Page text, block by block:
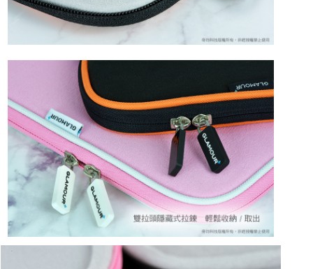
時審查核予不同之上限額度；若仍有額度不足之情形，本公司將視審查結果
請求用戶進行身份認證。
５．嚴禁一人註冊多個帳號或使用他人資訊註冊。若發現惡意使用之情形，
恩沛科技股份有限公司將有權停止該用戶之使用額度並採取法律行動。